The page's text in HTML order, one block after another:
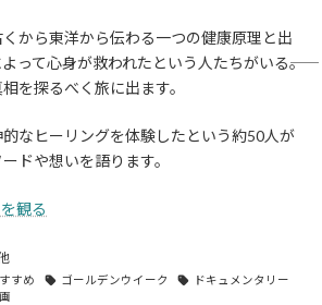
から東洋から伝わる一つの健康原理と出
って心身が救われたという人たちがいる――。
を探るべく旅に出ます。
なヒーリングを体験したという約50人が
ドや想いを語ります。
観る
すめ ゴールデンウイーク
ドキュメンタリー